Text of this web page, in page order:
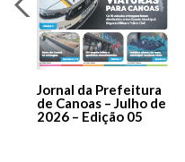
Jornal da Prefeitura
de Canoas – Julho de
2026 – Edição 05